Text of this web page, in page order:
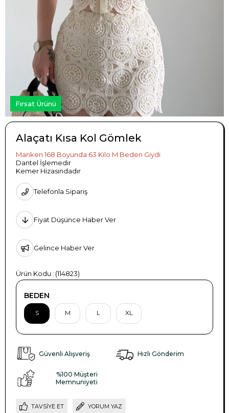
Fırsat Ürünü
Alaçatı Kısa Kol Gömlek
Manken 168 Boyunda 63 Kilo M Beden Giydi
Dantel İşlemedir
Kemer Hizasındadır
Telefonla Sipariş
Fiyat Düşünce Haber Ver
Gelince Haber Ver
(114823)
BEDEN
S M L XL
Güvenli Alışveriş Hızlı Gönderim
%100 Müşteri
Memnuniyeti
TAVSIYE ET YORUM YAZ